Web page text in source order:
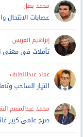
محمد بصل
عصابات الانتحال
إبراهيم العريس
تأملات فى معنى
عماد عبداللطيف
التيار الساحب
محمد عبدالمنعم
صرح علمى كبير